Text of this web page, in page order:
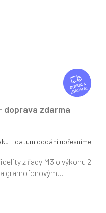
Z
D
A
ZDARMA
doprava zdarma
- datum dodání upřesníme
z řady M3 o výkonu 2
gramofonovým...